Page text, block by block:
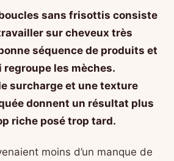
sans frisottis consiste
sur cheveux très
séquence de produits et
les mèches.
surcharge et une texture
donnent un résultat plus
riche posé trop tard.
moins d’un manque de